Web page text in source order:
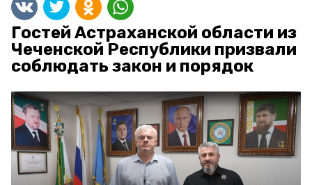
Гостей Астраханской области из
Чеченской Республики призвали
соблюдать закон и порядок